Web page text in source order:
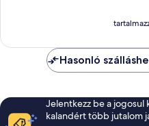
Hasonló
Jelentkezz be a
kalandért több jutalom